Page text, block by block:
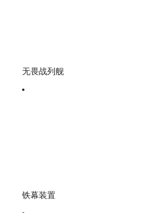
无畏战列舰
铁幕装置